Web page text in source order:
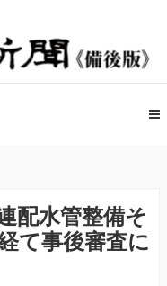
配水管整備そ
て事後審査に